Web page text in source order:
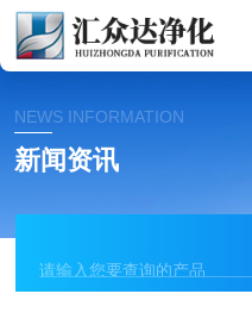
NEWS INFORMATION
新闻资讯